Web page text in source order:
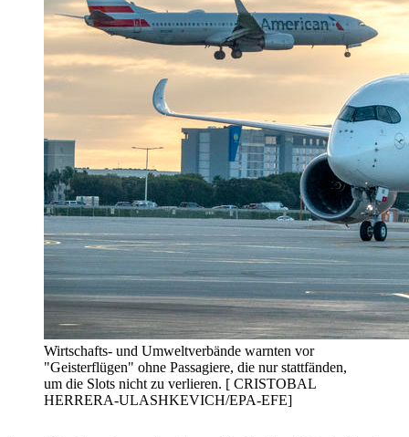
Wirtschafts- und Umweltverbände warnten vor
"Geisterflügen" ohne Passagiere, die nur stattfänden,
um die Slots nicht zu verlieren. [ CRISTOBAL
HERRERA-ULASHKEVICH/EPA-EFE]